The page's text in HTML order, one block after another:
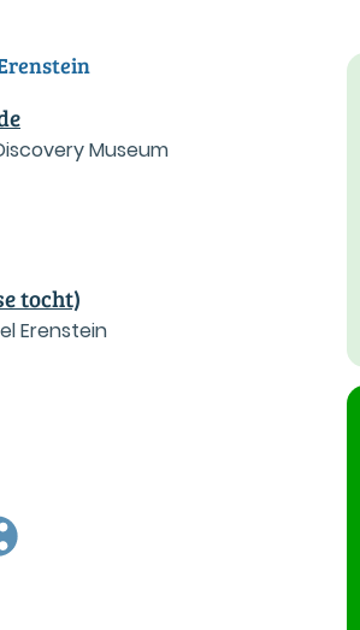
Museum
tocht)
Erenstein